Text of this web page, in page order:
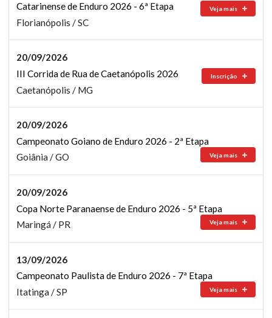
Catarinense de Enduro 2026 - 6ª Etapa
Veja mais
Florianópolis / SC
20/09/2026
III Corrida de Rua de Caetanópolis 2026
Inscrição
Caetanópolis / MG
20/09/2026
Campeonato Goiano de Enduro 2026 - 2ª Etapa
Veja mais
Goiânia / GO
20/09/2026
Copa Norte Paranaense de Enduro 2026 - 5ª Etapa
Veja mais
Maringá / PR
13/09/2026
Campeonato Paulista de Enduro 2026 - 7ª Etapa
Veja mais
Itatinga / SP